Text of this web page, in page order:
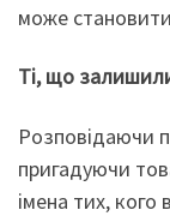
може
Ті, що
Розповідаючи
пригадуючи
імена тих, кого